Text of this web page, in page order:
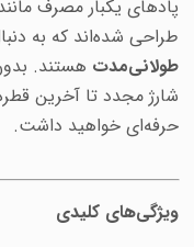
پادهای یکبار مصرف
طراحی شده‌اند که به
طولانی‌مدت هستند.
شارژ مجدد تا آخرین
حرفه‌ای خواهید داشت.
ویژگی‌های کلیدی